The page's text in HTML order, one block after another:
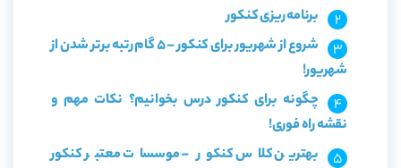
برنامه ریزی کنکور
شروع از شهریور برای کنکور – 5 گام رتبه برتر شدن از
شهریور!
چگونه برای کنکور درس بخوانیم؟ نکات مهم و
نقشه راه فوری!
بهترین کلاس کنکور – موسسات معتبر کنکور